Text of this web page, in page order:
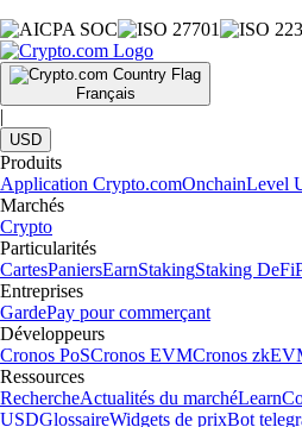
Français
|
USD
Produits
Application Crypto.comOnchainLevel
Marchés
Crypto
Particularités
CartesPaniersEarnStakingStaking DeFi
Entreprises
GardePay pour commerçant
Développeurs
Cronos PoSCronos EVMCronos
Ressources
RechercheActualités du marchéLearn
USDGlossaireWidgets de prixBot